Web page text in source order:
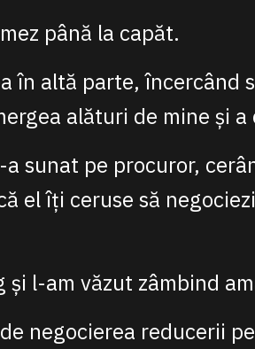
până la capăt.
în altă parte, încercând
alături de mine și
sunat pe procuror,
el îți ceruse să
și l-am văzut zâmbind
negocierea reducerii